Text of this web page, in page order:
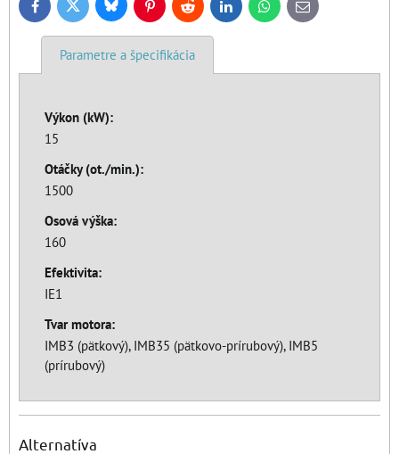
FacebookTwitter BlueskyPinterestReddit LinkedInWhatsApp
E-
mail
Parametre a špecifikácia
Výkon (kW):
15
Otáčky (ot./min.):
1500
Osová výška:
160
Efektivita:
IE1
Tvar motora:
IMB3 (pätkový), IMB35 (pätkovo-prírubový), IMB5
(prírubový)
Alternatíva